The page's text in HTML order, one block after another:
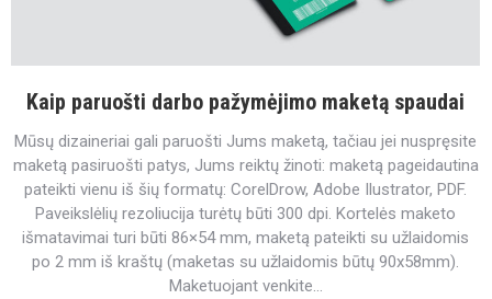
Kaip paruošti darbo pažymėjimo maketą spaudai
Mūsų dizaineriai gali paruošti Jums maketą, tačiau jei nuspręsite
maketą pasiruošti patys, Jums reiktų žinoti: maketą pageidautina
pateikti vienu iš šių formatų: CorelDrow, Adobe Ilustrator, PDF.
Paveikslėlių rezoliucija turėtų būti 300 dpi. Kortelės maketo
išmatavimai turi būti 86×54 mm, maketą pateikti su užlaidomis
po 2 mm iš kraštų (maketas su užlaidomis būtų 90x58mm).
Maketuojant venkite…